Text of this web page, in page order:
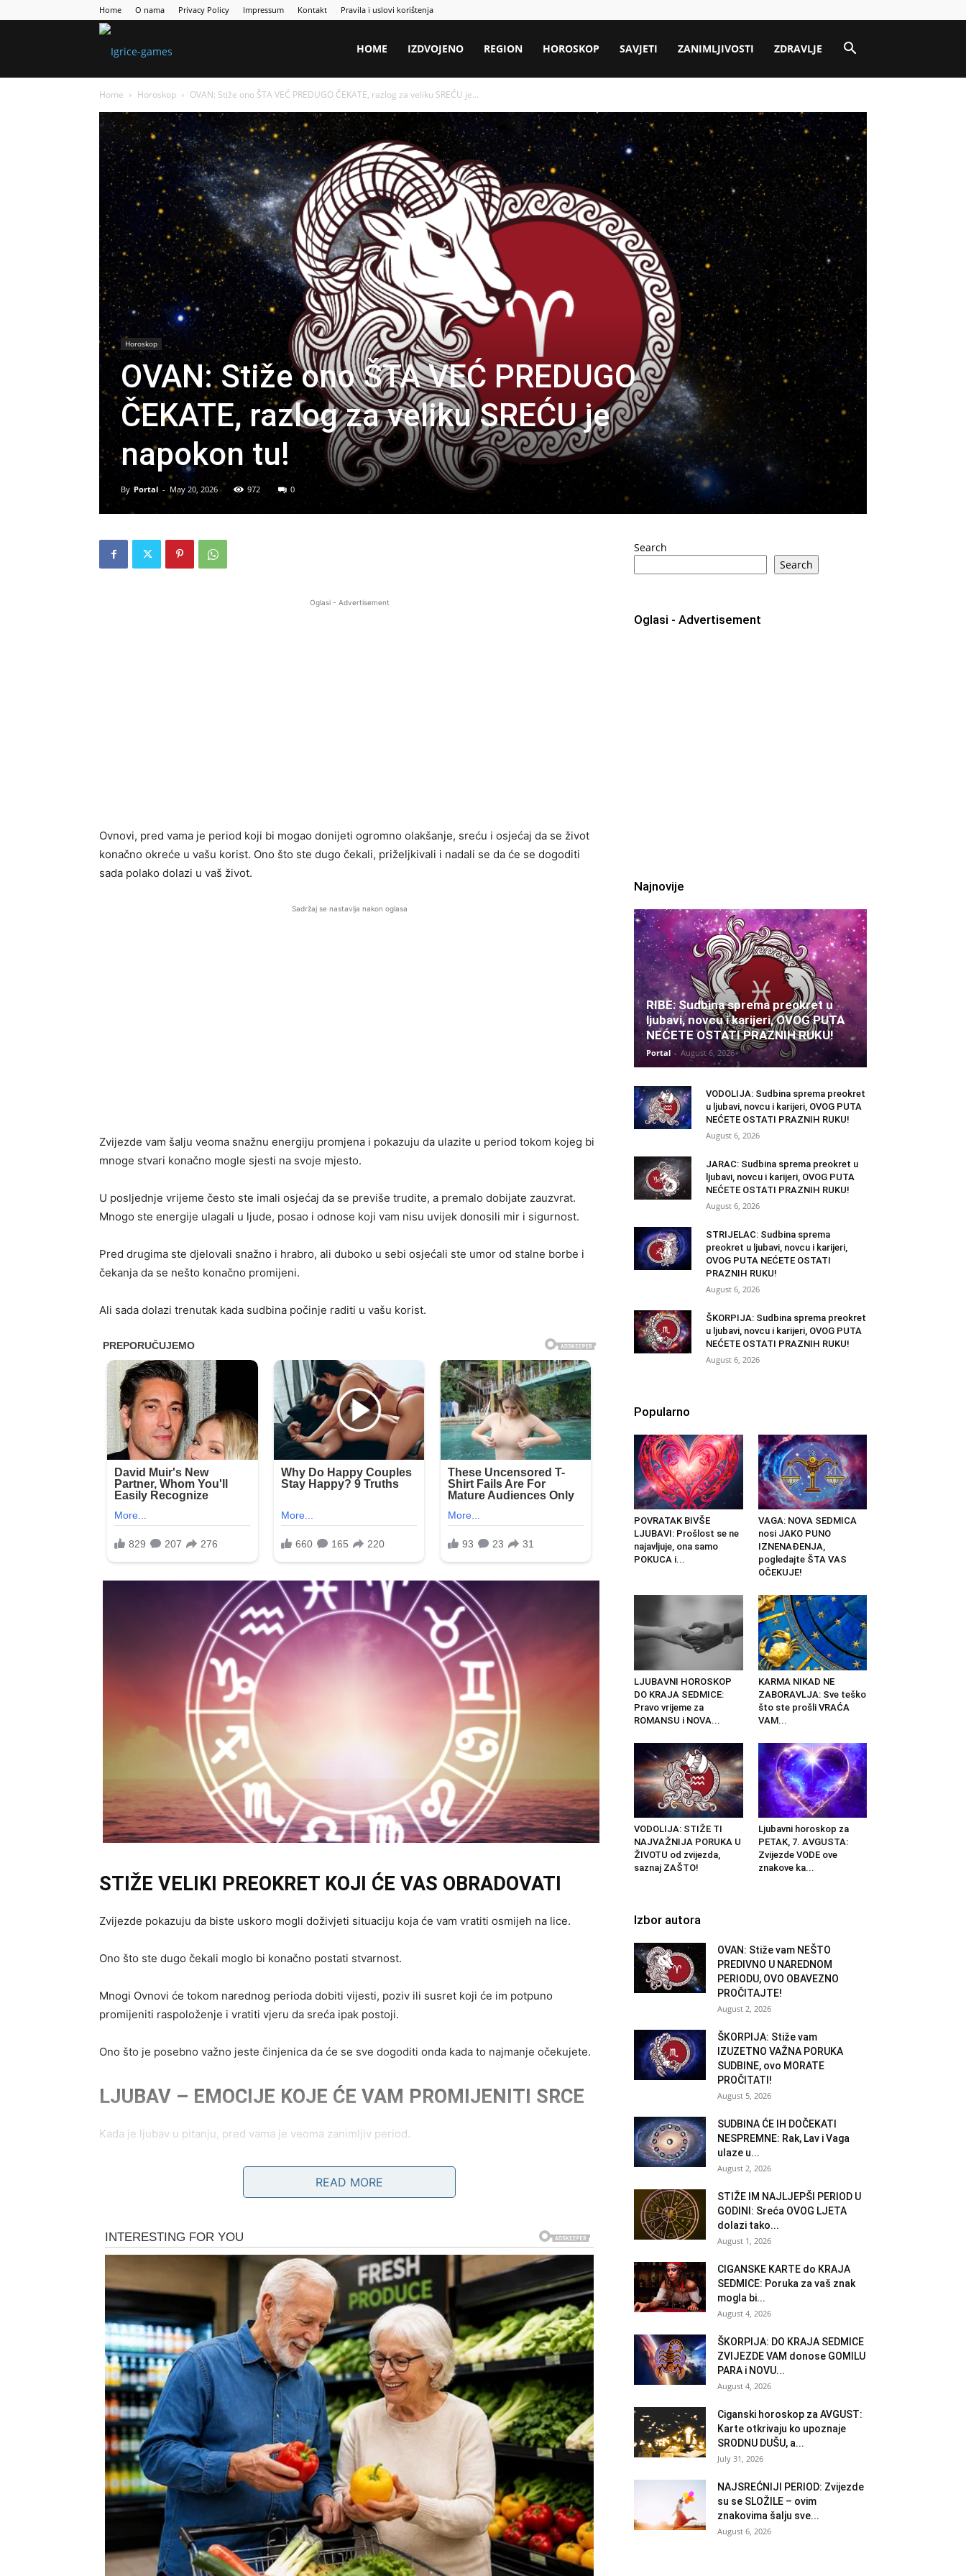
Home O nama Privacy Policy Impressum Kontakt Pravila i uslovi korištenja
HOME IZDVOJENO REGION HOROSKOP SAVJETI ZANIMLJIVOSTI ZDRAVLJE
Home Horoskop OVAN: Stiže ono ŠTA VEĆ PREDUGO ČEKATE, razlog za veliku SREĆU je...
Horoskop
OVAN: Stiže ono ŠTA VEĆ PREDUGO
ČEKATE, razlog za veliku SREĆU je
napokon tu!
By Portal - May 20, 2026 972 0
Oglasi - Advertisement
Ovnovi, pred vama je period koji bi mogao donijeti ogromno olakšanje, sreću i osjećaj da se život
konačno okreće u vašu korist. Ono što ste dugo čekali, priželjkivali i nadali se da će se dogoditi
sada polako dolazi u vaš život.
Sadržaj se nastavlja nakon oglasa
Zvijezde vam šalju veoma snažnu energiju promjena i pokazuju da ulazite u period tokom kojeg bi
mnoge stvari konačno mogle sjesti na svoje mjesto.
U posljednje vrijeme često ste imali osjećaj da se previše trudite, a premalo dobijate zauzvrat.
Mnogo ste energije ulagali u ljude, posao i odnose koji vam nisu uvijek donosili mir i sigurnost.
Pred drugima ste djelovali snažno i hrabro, ali duboko u sebi osjećali ste umor od stalne borbe i
čekanja da se nešto konačno promijeni.
Ali sada dolazi trenutak kada sudbina počinje raditi u vašu korist.
STIŽE VELIKI PREOKRET KOJI ĆE VAS OBRADOVATI
Zvijezde pokazuju da biste uskoro mogli doživjeti situaciju koja će vam vratiti osmijeh na lice.
Ono što ste dugo čekali moglo bi konačno postati stvarnost.
Mnogi Ovnovi će tokom narednog perioda dobiti vijesti, poziv ili susret koji će im potpuno
promijeniti raspoloženje i vratiti vjeru da sreća ipak postoji.
Ono što je posebno važno jeste činjenica da će se sve dogoditi onda kada to najmanje očekujete.
LJUBAV – EMOCIJE KOJE ĆE VAM PROMIJENITI SRCE
Kada je ljubav u pitanju, pred vama je veoma zanimljiv period.
Ako ste slobodni, moguće je poznanstvo sa osobom koja će vas osvojiti pažnjom, energijom i
Ono što će vas posebno iznenaditi jeste činjenica da ćete pored te osobe osjećati mir, sigurnost i
uzbuđenje u isto vrijeme.
Mnogi Ovnovi će tokom ovog perioda konačno shvatiti da prava ljubav dolazi onda kada prestanete
pristajati na manje od onoga što zaslužujete.
Zvijezde pokazuju i mogućnost povratka osobe iz prošlosti.
Ta osoba još uvijek razmišlja o vama i moguće je da će pokušati obnoviti kontakt.
Ali ovog puta vi ćete mnogo jasnije vidjeti šta želite.
Ovnovi koji su zauzeti konačno će uspjeti riješiti nesporazume koji ih dugo opterećuju.
READ MORE
Search
Search
Oglasi - Advertisement
Najnovije
RIBE: Sudbina sprema preokret u
ljubavi, novcu i karijeri, OVOG PUTA
NEĆETE OSTATI PRAZNIH RUKU!
Portal - August 6, 2026
VODOLIJA: Sudbina sprema preokret
u ljubavi, novcu i karijeri, OVOG PUTA
NEĆETE OSTATI PRAZNIH RUKU!
August 6, 2026
JARAC: Sudbina sprema preokret u
ljubavi, novcu i karijeri, OVOG PUTA
NEĆETE OSTATI PRAZNIH RUKU!
August 6, 2026
STRIJELAC: Sudbina sprema
preokret u ljubavi, novcu i karijeri,
OVOG PUTA NEĆETE OSTATI
PRAZNIH RUKU!
August 6, 2026
ŠKORPIJA: Sudbina sprema preokret
u ljubavi, novcu i karijeri, OVOG PUTA
NEĆETE OSTATI PRAZNIH RUKU!
August 6, 2026
Popularno
POVRATAK BIVŠE
LJUBAVI: Prošlost se ne
najavljuje, ona samo
POKUCA i...
VAGA: NOVA SEDMICA
nosi JAKO PUNO
IZNENAĐENJA,
pogledajte ŠTA VAS
OČEKUJE!
LJUBAVNI HOROSKOP
DO KRAJA SEDMICE:
Pravo vrijeme za
ROMANSU i NOVA...
KARMA NIKAD NE
ZABORAVLJA: Sve teško
što ste prošli VRAĆA
VAM...
VODOLIJA: STIŽE TI
NAJVAŽNIJA PORUKA U
ŽIVOTU od zvijezda,
saznaj ZAŠTO!
Ljubavni horoskop za
PETAK, 7. AVGUSTA:
Zvijezde VODE ove
znakove ka...
Izbor autora
OVAN: Stiže vam NEŠTO
PREDIVNO U NAREDNOM
PERIODU, OVO OBAVEZNO
PROČITAJTE!
August 2, 2026
ŠKORPIJA: Stiže vam
IZUZETNO VAŽNA PORUKA
SUDBINE, ovo MORATE
PROČITATI!
August 5, 2026
SUDBINA ĆE IH DOČEKATI
NESPREMNE: Rak, Lav i Vaga
ulaze u...
August 2, 2026
STIŽE IM NAJLJEPŠI PERIOD U
GODINI: Sreća OVOG LJETA
dolazi tako...
August 1, 2026
CIGANSKE KARTE do KRAJA
SEDMICE: Poruka za vaš znak
mogla bi...
August 4, 2026
ŠKORPIJA: DO KRAJA SEDMICE
ZVIJEZDE VAM donose GOMILU
PARA i NOVU...
August 4, 2026
Ciganski horoskop za AVGUST:
Karte otkrivaju ko upoznaje
SRODNU DUŠU, a...
July 31, 2026
NAJSREĆNIJI PERIOD: Zvijezde
su se SLOŽILE – ovim
znakovima šalju sve...
August 6, 2026